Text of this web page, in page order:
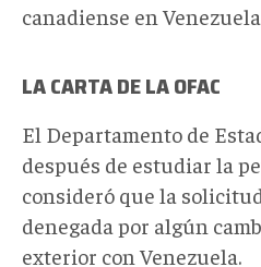
canadiense en
LA CARTA DE LA OFAC
El Departamento de
después de estudiar la
consideró que la
denegada por algún
exterior con Venezuela.